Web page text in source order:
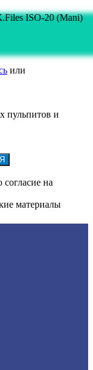
ISO-20 (Mani)
или
пульпитов и
на